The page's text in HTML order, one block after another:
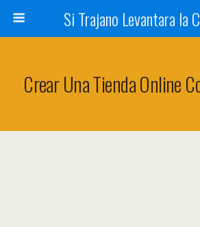
Si Trajano Levantara la
Crear Una Tienda Online